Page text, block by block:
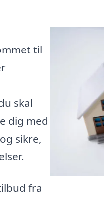
til
skal
dig med
sikre,
fra